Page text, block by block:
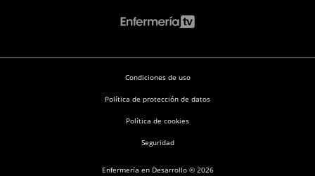
Enfermería en Desarrollo © 2026
Condiciones de uso
Política de protección de datos
Política de cookies
Seguridad